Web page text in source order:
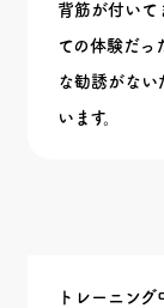
背筋が付いて
ての体験だっ
な勧誘がない
います。
トレーニン